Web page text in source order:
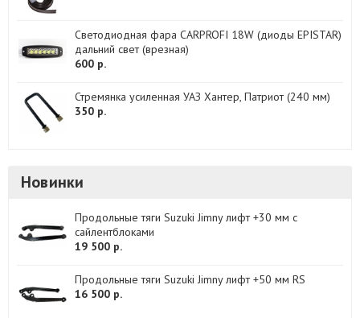
Светодиодная фара CARPROFI 18W (диоды EPISTAR)
дальний свет (врезная)
600 р.
Стремянка усиленная УАЗ Хантер, Патриот (240 мм)
350 р.
Новинки
Продольные тяги Suzuki Jimny лифт +30 мм с
сайлентблоками
19 500 р.
Продольные тяги Suzuki Jimny лифт +50 мм RS
16 500 р.